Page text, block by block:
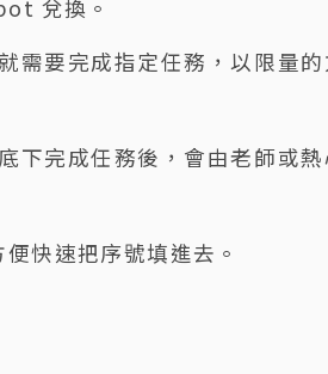
兌換。
需要完成指定任務，以限量
下完成任務後，會由老師或
快速把序號填進去。